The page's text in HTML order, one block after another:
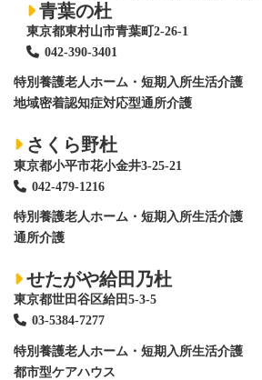
青葉の杜
東京都東村山市青葉町2-26-1
042-390-3401
特別養護老人ホーム ・短期入所生活介護
地域密着認知症対応型通所介護
さくら野杜
東京都小平市花小金井3-25-21
042-479-1216
特別養護老人ホーム ・短期入所生活介護
通所介護
せたがや給田乃杜
東京都世田谷区給田5-3-5
03-5384-7277
特別養護老人ホーム ・短期入所生活介護
都市型ケアハウス